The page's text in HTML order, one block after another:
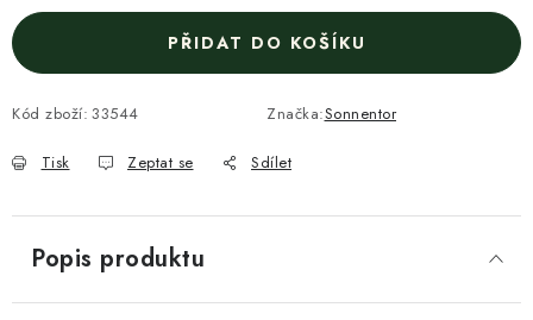
PŘIDAT DO KOŠÍKU
Kód zboží: 33544 Značka:Sonnentor
Tisk Zeptat se Sdílet
Popis produktu